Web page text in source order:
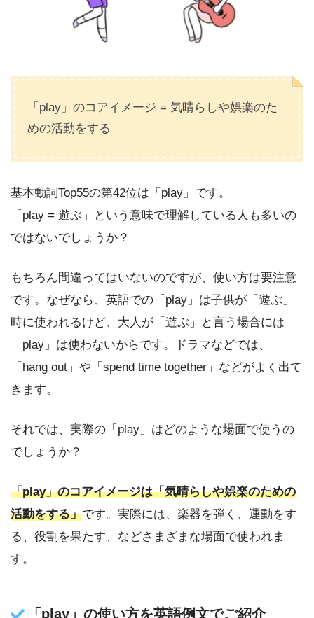
「play」のコアイメージ = 気晴らしや娯楽のた
めの活動をする
基本動詞Top55の第42位は「play」です。
「play = 遊ぶ」という意味で理解している人も多いの
ではないでしょうか？
もちろん間違ってはいないのですが、使い方は要注意
です。なぜなら、英語での「play」は子供が「遊ぶ」
時に使われるけど、大人が「遊ぶ」と言う場合には
「play」は使わないからです。ドラマなどでは、
「hang out」や「spend time together」などがよく出て
きます。
それでは、実際の「play」はどのような場面で使うの
でしょうか？
「play」のコアイメージは「気晴らしや娯楽のための
活動をする」です。実際には、楽器を弾く、運動をす
る、役割を果たす、などさまざまな場面で使われま
す。
「play」の使い方を英語例文でご紹介